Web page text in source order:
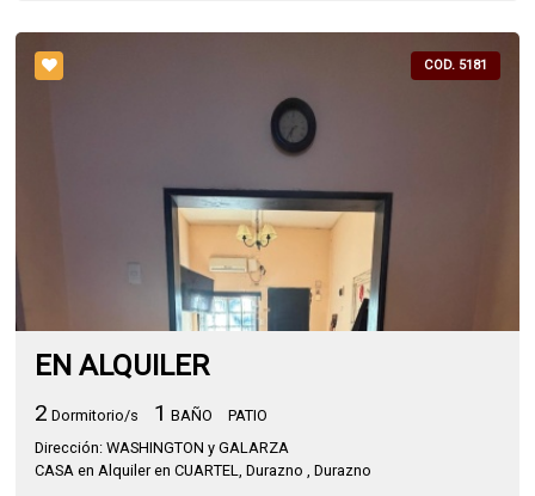
COD. 5181
EN ALQUILER
2 Dormitorio/s 1 BAÑO
PATIO
Dirección: WASHINGTON y GALARZA
CASA en Alquiler en CUARTEL, Durazno , Durazno